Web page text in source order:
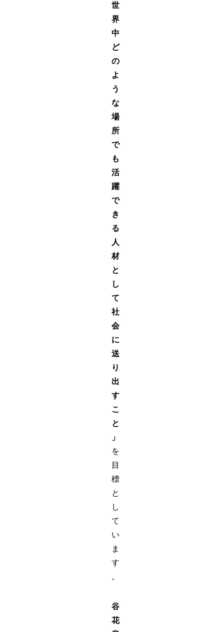
世
界
中
ど
の
よ
う
な
場
所
で
も
活
躍
で
き
る
人
材
と
し
て
社
会
に
送
り
出
す
こ
と
」
を
目
標
と
し
て
い
ま
す
。
谷
花